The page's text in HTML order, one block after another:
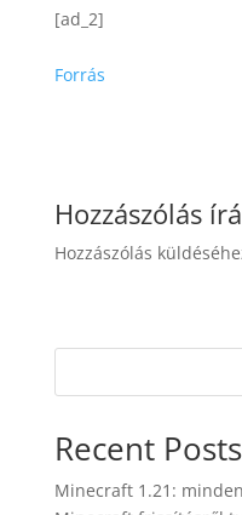
[ad_2]
Forrás
Hozzászólás
Hozzászólás
Recent Posts
Minecraft 1.21: